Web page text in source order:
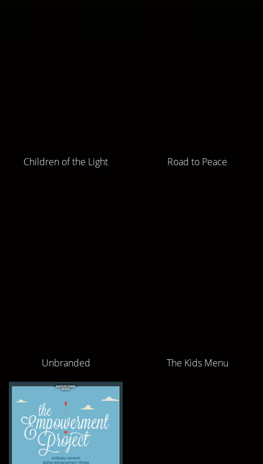
Children of the Light Road to Peace
Unbranded The Kids Menu